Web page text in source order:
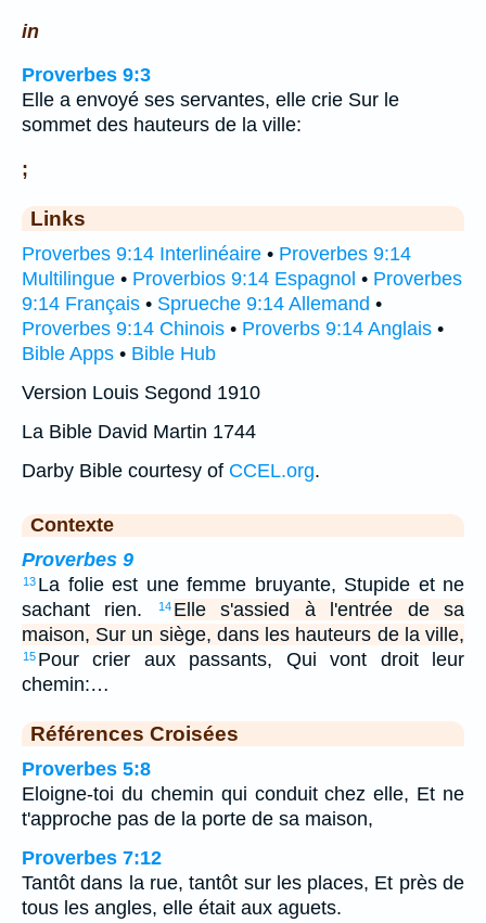
in
Proverbes 9:3
Elle a envoyé ses servantes, elle crie Sur le
sommet des hauteurs de la ville:
;
Links
Proverbes 9:14 Interlinéaire • Proverbes 9:14
Multilingue • Proverbios 9:14 Espagnol • Proverbes
9:14 Français • Sprueche 9:14 Allemand •
Proverbes 9:14 Chinois • Proverbs 9:14 Anglais •
Bible Apps • Bible Hub
Version Louis Segond 1910
La Bible David Martin 1744
Darby Bible courtesy of CCEL.org.
Contexte
Proverbes 9
13 La folie est une femme bruyante, Stupide et ne
sachant rien.
14 Elle s'assied à l'entrée de sa
maison, Sur un siège, dans les hauteurs de la ville,
15 Pour crier aux passants, Qui vont droit leur
chemin:…
Références Croisées
Proverbes 5:8
Eloigne-toi du chemin qui conduit chez elle, Et ne
t'approche pas de la porte de sa maison,
Proverbes 7:12
Tantôt dans la rue, tantôt sur les places, Et près de
tous les angles, elle était aux aguets.